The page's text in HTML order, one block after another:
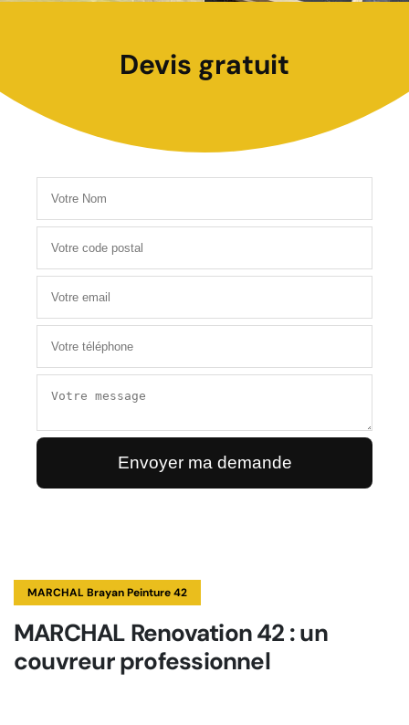
Devis gratuit
MARCHAL Brayan Peinture 42
MARCHAL Renovation 42 : un
couvreur professionnel